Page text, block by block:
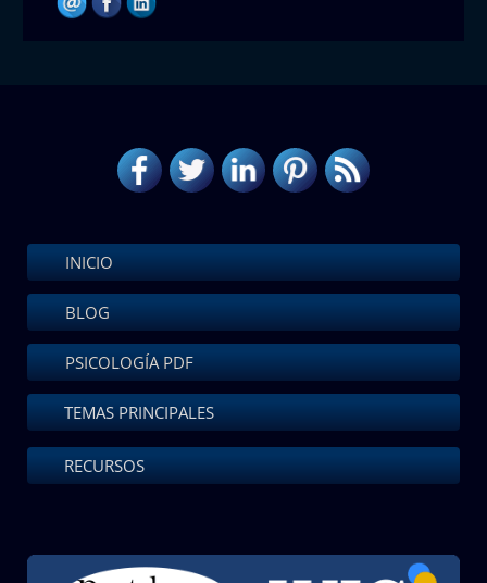
INICIO
BLOG
PSICOLOGÍA PDF
TEMAS PRINCIPALES
RECURSOS